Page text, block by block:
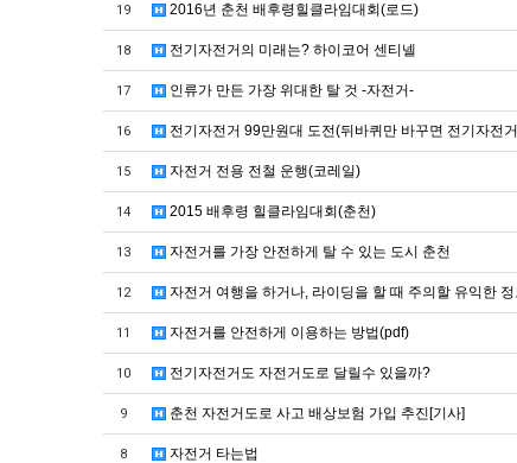
19 2016년 춘천 배후령힐클라임대회(로드)
18 전기자전거의 미래는? 하이코어 센티넬
17 인류가 만든 가장 위대한 탈 것 -자전거-
16 전기자전거 99만원대 도전(뒤바퀴만 바꾸면 전기자전
15 자전거 전용 전철 운행(코레일)
14 2015 배후령 힐클라임대회(춘천)
13 자전거를 가장 안전하게 탈 수 있는 도시 춘천
12 자전거 여행을 하거나, 라이딩을 할 때 주의할 유익한 정
11 자전거를 안전하게 이용하는 방법(pdf)
10 전기자전거도 자전거도로 달릴수 있을까?
9 춘천 자전거도로 사고 배상보험 가입 추진[기사]
8 자전거 타는법